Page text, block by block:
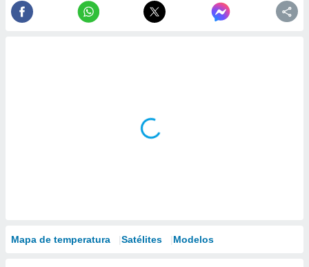
Mapa de temperatura Satélites Modelos